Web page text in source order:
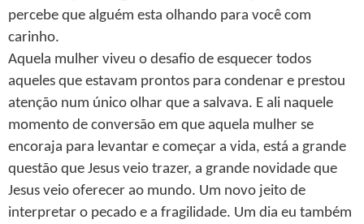
percebe que alguém esta olhando para você com
carinho.
Aquela mulher viveu o desafio de esquecer todos
aqueles que estavam prontos para condenar e prestou
atenção num único olhar que a salvava. E ali naquele
momento de conversão em que aquela mulher se
encoraja para levantar e começar a vida, está a grande
questão que Jesus veio trazer, a grande novidade que
Jesus veio oferecer ao mundo. Um novo jeito de
interpretar o pecado e a fragilidade. Um dia eu também